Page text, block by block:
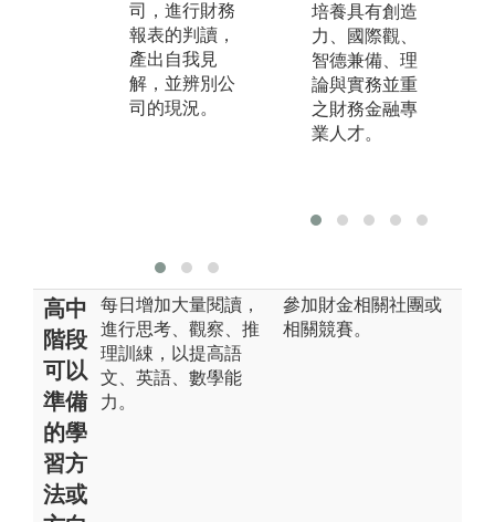
司，進行財務
報表的判讀，
產出自我見
解，並辨別公
司的現況。
式，並從中解
讀出經濟意
涵。包含：微
積分、經濟
學、統計學、
計量經濟學、
培養具有創造
力、國際觀、
智德兼備、理
論與實務並重
之財務金融專
業人才。
高中
階段
可以
準備
的學
習方
法或
每日增加大量閱讀，
進行思考、觀察、推
理訓綀，以提高語
文、英語、數學能
力。
參加財金相關社團或
相關競賽。